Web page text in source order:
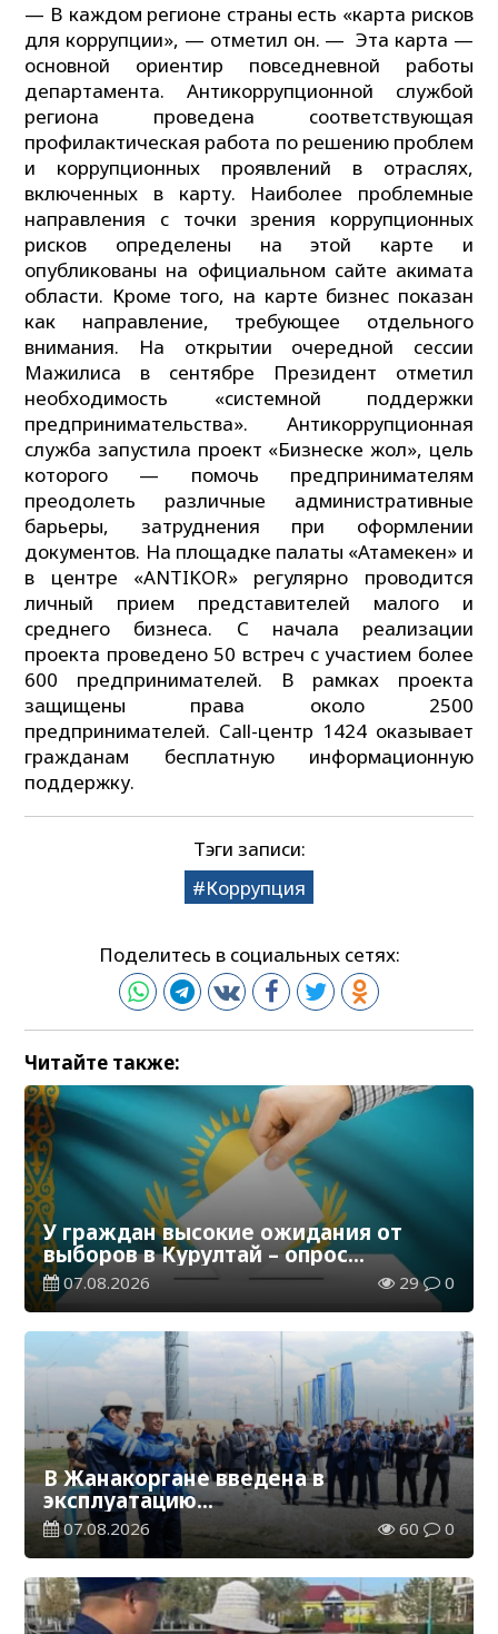
— В каждом регионе страны есть «карта рисков
для коррупции», — отметил он. — Эта карта —
основной ориентир повседневной работы
департамента. Антикоррупционной службой
региона проведена соответствующая
профилактическая работа по решению проблем
и коррупционных проявлений в отраслях,
включенных в карту. Наиболее проблемные
направления с точки зрения коррупционных
рисков определены на этой карте и
опубликованы на официальном сайте акимата
области. Кроме того, на карте бизнес показан
как направление, требующее отдельного
внимания. На открытии очередной сессии
Мажилиса в сентябре Президент отметил
необходимость «системной поддержки
предпринимательства». Антикоррупционная
служба запустила проект «Бизнеске жол», цель
которого — помочь предпринимателям
преодолеть различные административные
барьеры, затруднения при оформлении
документов. На площадке палаты «Атамекен» и
в центре «ANTIKOR» регулярно проводится
личный прием представителей малого и
среднего бизнеса. С начала реализации
проекта проведено 50 встреч с участием более
600 предпринимателей. В рамках проекта
защищены права около 2500
предпринимателей. Call-центр 1424 оказывает
гражданам бесплатную информационную
поддержку.
Тэги записи:
Коррупция
Поделитесь в социальных сетях:
Читайте также:
У граждан высокие ожидания от
выборов в Курултай – опрос
общественного мнения
07.08.2026 29 0
В Жанакоргане введена в
эксплуатацию
водораспределительная станция
07.08.2026 60 0